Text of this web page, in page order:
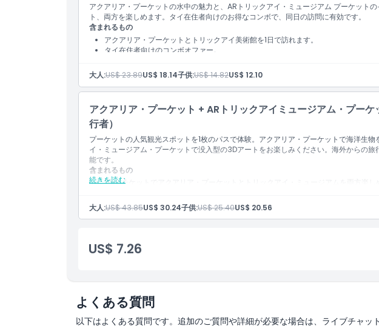
アクアリア・プーケットの水中の魅力と、ARトリックアイ・ミュージアム プーケット
ト、両方を楽しめます。タイ在住者向けのお得なコンボで、同日の訪問に有効です。
含まれるもの
アクアリア・プーケットとトリックアイ美術館を1日で訪れます。
タイ在住者向けのコンボオファー。
大人:US$ 23.89US$ 18.14子供:US$ 14.82US$ 12.10
アクアリア・プーケット + ARトリックアイミュージアム・プー
行者）
プーケットの人気観光スポットを1枚のパスで体験。アクアリア・プーケットで海洋生物
イ・ミュージアム・プーケットで没入型の3Dアートをお楽しみください。海外からの
能です。
続きを読む
含まれるもの
1枚のチケットでアクアリア・プーケットとトリックアイ・ミュージアムを両方楽し
大人:US$ 43.85US$ 30.24子供:US$ 25.40US$ 20.56
US$ 7.26
よくある質問
以下はよくある質問です。追加のご質問や詳細が必要な場合は、ライブチャ